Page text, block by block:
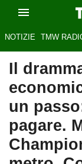
NOTIZIE TMW
Il
un
pagare.